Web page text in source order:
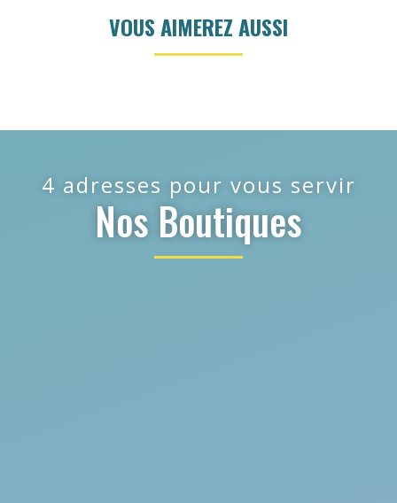
VOUS AIMEREZ AUSSI
4 adresses pour vous servir
Nos Boutiques